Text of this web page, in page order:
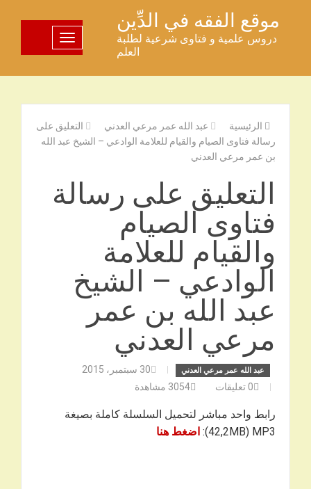
المحتوى
موقع الفقه في الدِّين
دروس علمية و فتاوى شرعية لطلبة
العلم
تبديل اللوحة
الرئيسية عبد الله عمر مرعي العدني
التعليق على
رسالة فتاوى الصيام والقيام للعلامة الوادعي – الشيخ عبد الله
بن عمر مرعي العدني
التعليق على رسالة
فتاوى الصيام
والقيام للعلامة
الوادعي – الشيخ
عبد الله بن عمر
مرعي العدني
عبد الله عمر مرعي العدني
30 سبتمبر، 2015
0تعليقات 3054 مشاهدة
رابط واحد مباشر لتحميل السلسلة كاملة بصيغة
42,2MB) MP3):
اضغط هنا